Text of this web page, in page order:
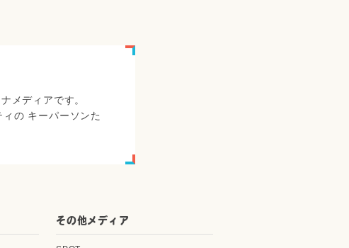
メディアです。
の キーパーソンた
その他メディア